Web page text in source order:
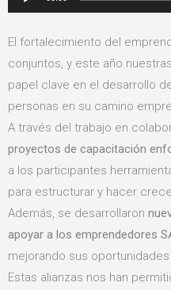
de
El fortalecimiento del
conjuntos, y este año nuestras
papel clave en el desarrollo
personas en su camino
A través del trabajo en
proyectos de capacitación
a los participantes
para estructurar y hacer
Además, se desarrollaron
apoyar a los emprendedores
mejorando sus
Estas alianzas nos han